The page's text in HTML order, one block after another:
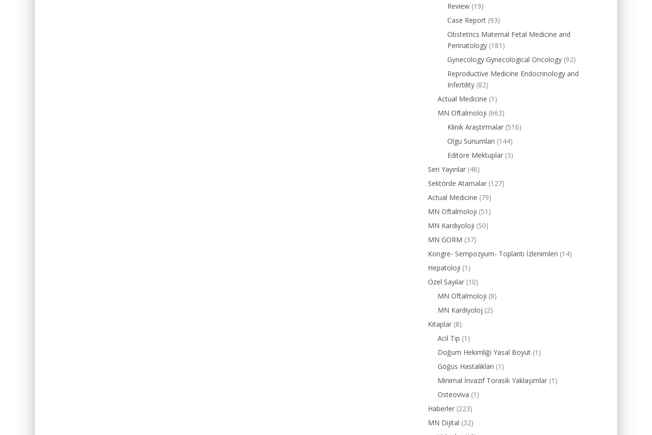
Review (19)
Case Report (93)
Obstetrics Maternal Fetal Medicine and
Perinatology (181)
Gynecology Gynecological Oncology (92)
Reproductive Medicine Endocrinology and
Infertility (82)
Actual Medicine (1)
MN Oftalmoloji (663)
Klinik Araştırmalar (516)
Olgu Sunumları (144)
Editöre Mektuplar (3)
Seri Yayınlar (46)
Sektörde Atamalar (127)
Actual Medicine (79)
MN Oftalmoloji (51)
MN Kardiyoloji (50)
MN GORM (37)
Kongre- Sempozyum- Toplantı İzlenimleri (14)
Hepatoloji (1)
Özel Sayılar (10)
MN Oftalmoloji (8)
MN Kardiyoloj (2)
Kitaplar (8)
Acil Tıp (1)
Doğum Hekimliği Yasal Boyut (1)
Göğüs Hastalıkları (1)
Minimal İnvazif Torasik Yaklaşımlar (1)
Osteoviva (1)
Haberler (223)
MN Dijital (32)